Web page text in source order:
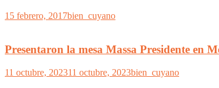
15 febrero, 2017bien_cuyano
Presentaron la mesa Massa Presidente en
11 octubre, 202311 octubre, 2023bien_cuyano